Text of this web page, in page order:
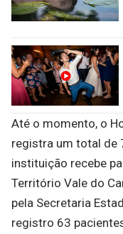
Até o momento, o
registra um total de
instituição recebe
Território Vale do
pela Secretaria
registro 63